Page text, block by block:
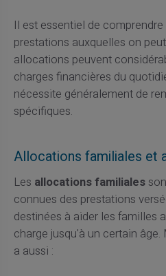
Il est essentiel de
prestations auxquelles on
allocations peuvent
charges financières du
nécessite généralement de
spécifiques.
Allocations familiales et
Les allocations familiales
connues des prestations
destinées à aider les familles
charge jusqu'à un certain
a aussi :